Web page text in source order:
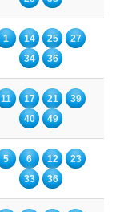
1 14 25
27
34
36
11 17 21
39
40
49
5 6 12
23
33
36